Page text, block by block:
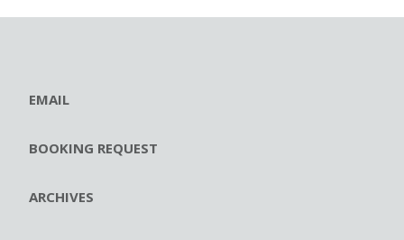
EMAIL
BOOKING REQUEST
ARCHIVES